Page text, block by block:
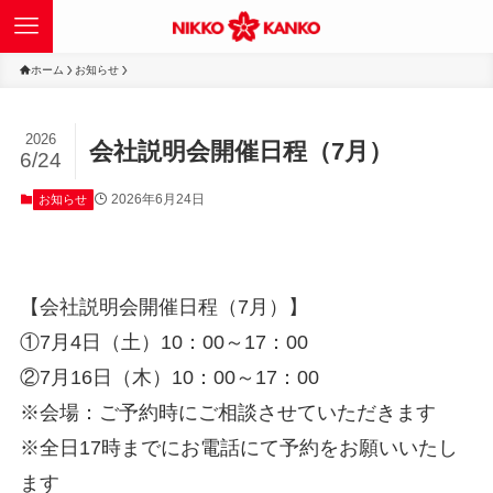
ホーム お知らせ
会社説明会開催日程（7月）
2026
6/24
お知らせ 2026年6月24日
【会社説明会開催日程（7月）】
①7月4日（土）10：00～17：00
②7月16日（木）10：00～17：00
※会場：ご予約時にご相談させていただきます
※全日17時までにお電話にて予約をお願いいたし
ます